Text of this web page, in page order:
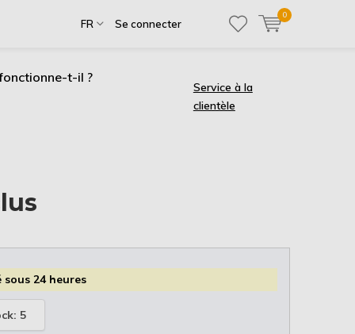
FR Se connecter
0
t-il ?
Service à la
clientèle
sous 24 heures
5